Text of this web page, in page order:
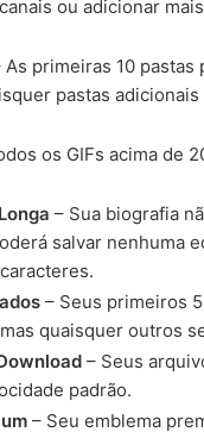
ou adicionar
As primeiras 10 pastas
pastas adicionais
os GIFs acima de
– Sua biografia
salvar nenhuma
– Seus primeiros
quaisquer outros
– Seus
padrão.
– Seu emblema